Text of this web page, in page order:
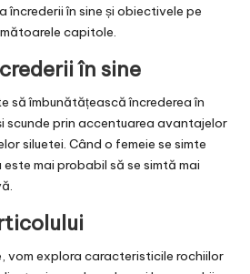
încrederii în sine și obiectivele pe
capitole.
în sine
să îmbunătățească încrederea în
scunde prin accentuarea avantajelor
siluetei. Când o femeie se simte
mai probabil să se simtă mai
vom explora caracteristicile rochiilor